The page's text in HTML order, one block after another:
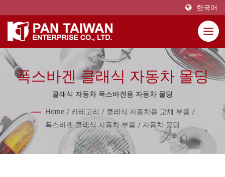
한국어
폭스바겐 클래식 자동차 몰딩
클래식 자동차 폭스바겐용 자동차 몰딩
Home / 카테고리 / 클래식 자동차용 교체 부품 /
폭스바겐 클래식 자동차 부품 / 자동차 몰딩